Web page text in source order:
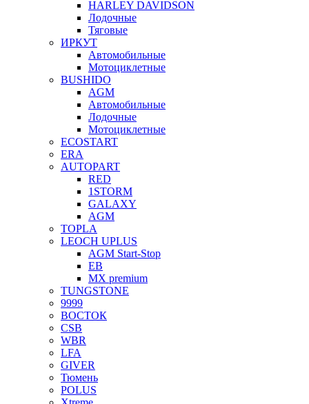
HARLEY DAVIDSON
Лодочные
Тяговые
ИРКУТ
Автомобильные
Мотоциклетные
BUSHIDO
AGM
Автомобильные
Лодочные
Мотоциклетные
ECOSTART
ERA
AUTOPART
RED
1STORM
GALAXY
AGM
TOPLA
LEOCH UPLUS
AGM Start-Stop
EB
MX premium
TUNGSTONE
9999
ВОСТОК
CSB
WBR
LFA
GIVER
Тюмень
POLUS